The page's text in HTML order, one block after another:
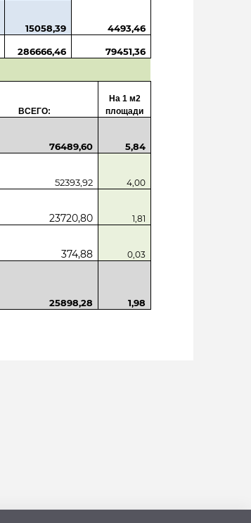
15058,39 4493,46
286666,46 79451,36
ВСЕГО:
На 1 м2
площади
76489,60 5,84
52393,92 4,00
23720,80 1,81
374,88 0,03
25898,28 1,98